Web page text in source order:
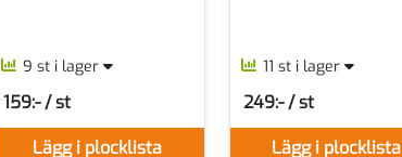
9 st i lager
Lägg i plocklista
159:- / st
SEK per ST
11 st i lager
Lägg i plocklista
249:- / st
SEK per ST